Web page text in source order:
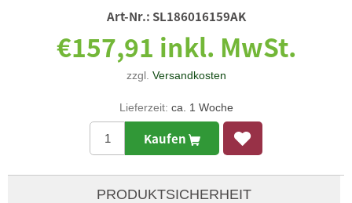
Art-Nr.: SL186016159AK
€157,91 inkl. MwSt.
zzgl. Versandkosten
Lieferzeit: ca. 1 Woche
Kaufen
PRODUKTSICHERHEIT